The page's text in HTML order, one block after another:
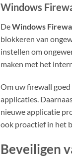
Windows
DeWindows
blokkeren van
instellen om
maken met het
Om uw firewall
applicaties.
nieuwe applicatie
ook proactief in het
Beveiligen